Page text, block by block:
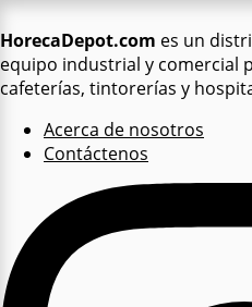
HorecaDepot.com es un
equipo industrial y comercial
cafeterías, tintorerías y
Acerca de nosotros
Contáctenos